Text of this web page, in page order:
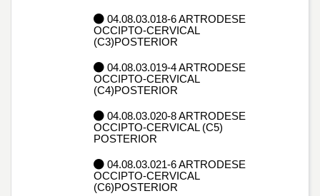
04.08.03.018-6 ARTRODESE
OCCIPTO-CERVICAL
(C3)POSTERIOR
04.08.03.019-4 ARTRODESE
OCCIPTO-CERVICAL
(C4)POSTERIOR
04.08.03.020-8 ARTRODESE
OCCIPTO-CERVICAL (C5)
POSTERIOR
04.08.03.021-6 ARTRODESE
OCCIPTO-CERVICAL
(C6)POSTERIOR